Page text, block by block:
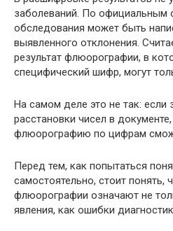
заболеваний. По официальным
обследования может быть
выявленного отклонения.
результат флюорографии, в
специфический шифр, могут
На самом деле это не так: если
расстановки чисел в
флюорографию по цифрам
Перед тем, как попытаться
самостоятельно, стоит понять,
флюорографии означают не
явления, как ошибки